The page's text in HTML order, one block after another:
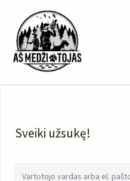
turinio
Sveiki užsukę!